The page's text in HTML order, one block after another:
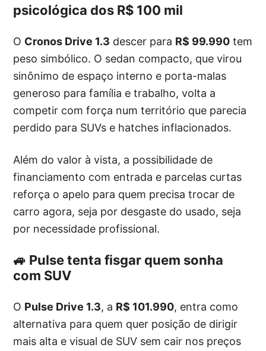
psicológica dos R$ 100 mil
O Cronos Drive 1.3 descer para R$ 99.990 tem
peso simbólico. O sedan compacto, que virou
sinônimo de espaço interno e porta-malas
generoso para família e trabalho, volta a
competir com força num território que parecia
perdido para SUVs e hatches inflacionados.
Além do valor à vista, a possibilidade de
financiamento com entrada e parcelas curtas
reforça o apelo para quem precisa trocar de
carro agora, seja por desgaste do usado, seja
por necessidade profissional.
🚙 Pulse tenta fisgar quem sonha
com SUV
O Pulse Drive 1.3, a R$ 101.990, entra como
alternativa para quem quer posição de dirigir
mais alta e visual de SUV sem cair nos preços